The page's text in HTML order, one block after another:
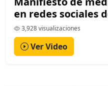
en redes sociales
3,928 visualizaciones
Ver Video